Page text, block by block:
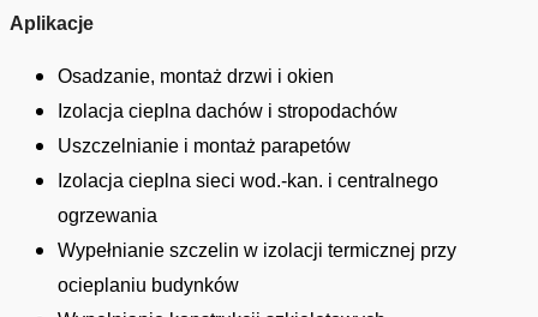
Aplikacje
Osadzanie, montaż drzwi i okien
Izolacja cieplna dachów i stropodachów
Uszczelnianie i montaż parapetów
Izolacja cieplna sieci wod.-kan. i centralnego
ogrzewania
Wypełnianie szczelin w izolacji termicznej przy
ocieplaniu budynków